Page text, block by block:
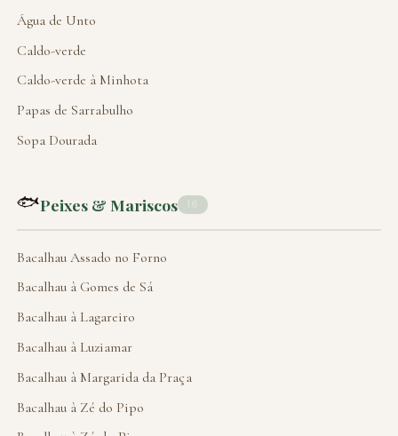
Água de Unto
Caldo-verde
Caldo-verde à Minhota
Papas de Sarrabulho
Sopa Dourada
🐟Peixes & Mariscos
Bacalhau Assado no Forno
Bacalhau à Gomes de Sá
Bacalhau à Lagareiro
Bacalhau à Luziamar
Bacalhau à Margarida da Praça
Bacalhau à Zé do Pipo